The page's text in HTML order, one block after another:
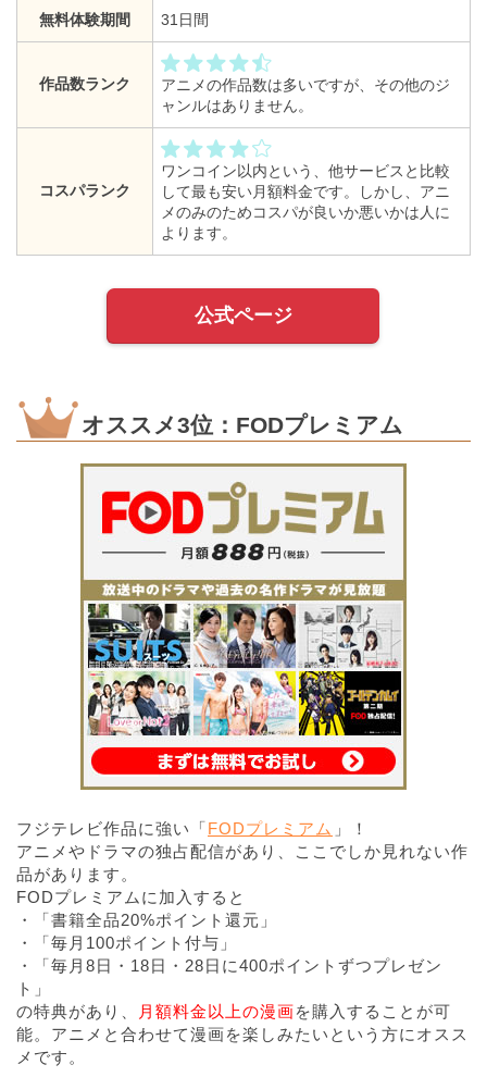
無料体験期間 31日間
作品数ランク
アニメの作品数は多いですが、その他のジ
ャンルはありません。
コスパランク
ワンコイン以内という、他サービスと比較
して最も安い月額料金です。しかし、アニ
メのみのためコスパが良いか悪いかは人に
よります。
公式ページ
オススメ3位：FODプレミアム
フジテレビ作品に強い「FODプレミアム 」！
アニメやドラマの独占配信があり、ここでしか見れない作
品があります。
FODプレミアムに加入すると
・「書籍全品20%ポイント還元」
・「毎月100ポイント付与」
・「毎月8日・18日・28日に400ポイントずつプレゼン
ト」
の特典があり、
月額料金以上の漫画を購入することが可
能。アニメと合わせて漫画を楽しみたいという方にオスス
メです。